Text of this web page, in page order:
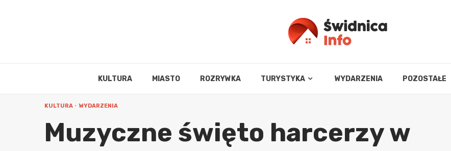
KULTURA MIASTO ROZRYWKA TURYSTYKA WYDARZENIA POZOSTAŁE
KULTURA WYDARZENIA
Muzyczne święto harcerzy w